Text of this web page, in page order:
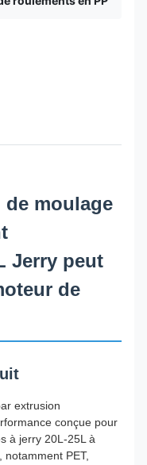
moulage
Jerry peut
de
extrusion
conçue pour
à jerry 20L-25L à
PET,